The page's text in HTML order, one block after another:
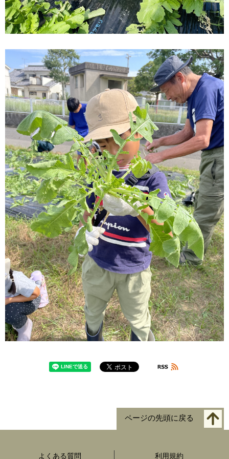
ページの先頭に戻る
よくある質問 利用規約